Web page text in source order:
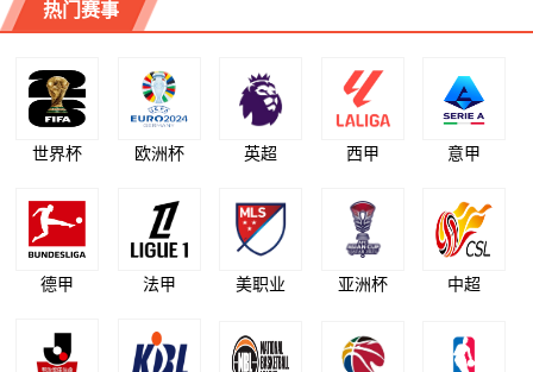
热门赛事
世界杯 欧洲杯 英超 西甲 意甲
德甲 法甲 美职业 亚洲杯 中超